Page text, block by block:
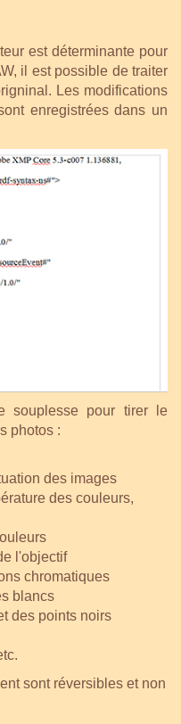
est déterminante pour
il est possible de traiter
Les modifications
enregistrées dans un
souplesse pour tirer le
photos :
des images
des couleurs,
l'objectif
chromatiques
blancs
des points noirs
sont réversibles et non